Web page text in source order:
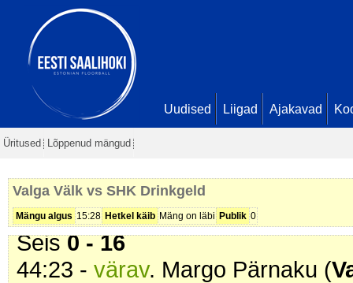
Uudised Liigad Ajakavad
Üritused Lõppenud mängud
Valga Välk vs SHK Drinkgeld
Mängu algus 15:28 Hetkel käib Mäng on läbi Publik 0
33:18 -
värav
Seis0 - 12
34:47 -värav
Guss. Seis
0 - 13
40:23 -värav. Raido Moor (SHK
Seis0 - 15
43:54 -värav. Anti Kustassoo (
Seis0 - 16
44:23 - värav. Margo Pärnaku (